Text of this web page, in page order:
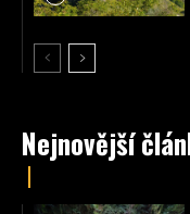
Nejnovější